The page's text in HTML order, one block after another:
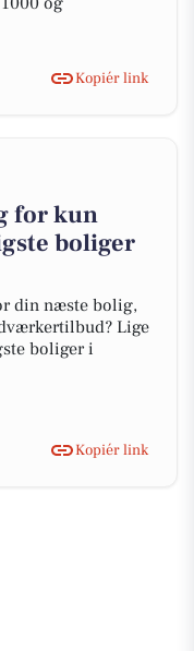
Kopiér link
for kun
boliger
din næste bolig,
Lige
boliger i
Kopiér link